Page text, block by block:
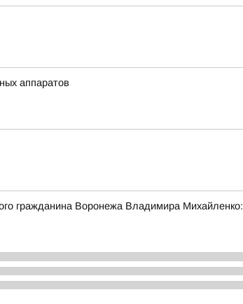
аппаратов
гражданина Воронежа Владимира Михайленко: